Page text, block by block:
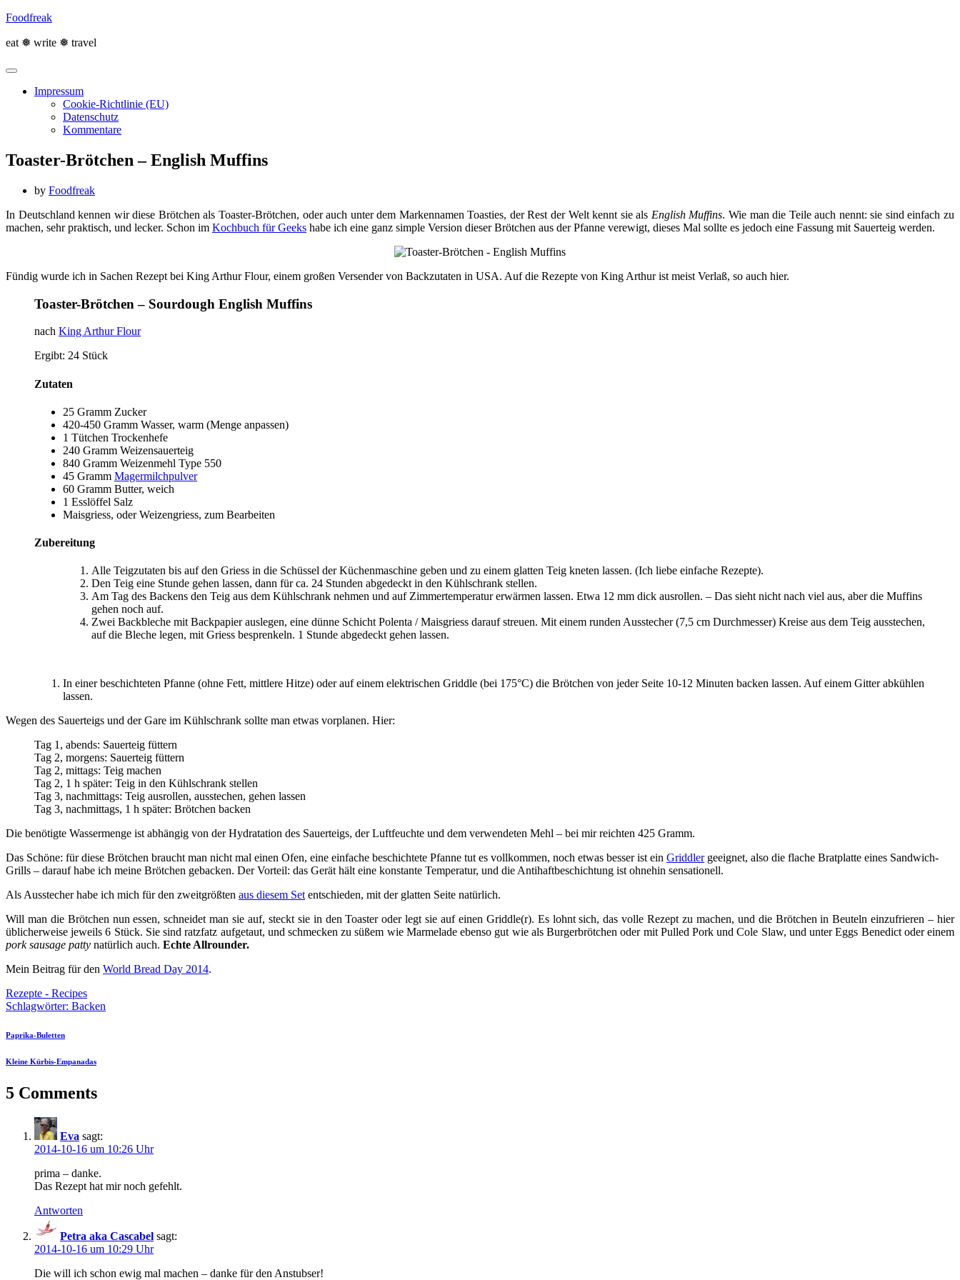
Skip
content
Foodfreak
eat ❅ write ❅ travel
Impressum
Cookie-Richtlinie (EU)
Datenschutz
Kommentare
Toaster-Brötchen – English Muffins
by Foodfreak
In Deutschland kennen wir diese Brötchen als Toaster-Brötchen, oder auch unter dem Markennamen Toasties, der Rest der Welt kennt sie als English Muffins. Wie man die Teile auch nennt: sie sind einfach zu
machen, sehr praktisch, und lecker. Schon im Kochbuch für Geeks habe ich eine ganz simple Version dieser Brötchen aus der Pfanne verewigt, dieses Mal sollte es jedoch eine Fassung mit Sauerteig werden.
Fündig wurde ich in Sachen Rezept bei King Arthur Flour, einem großen Versender von Backzutaten in USA. Auf die Rezepte von King Arthur ist meist Verlaß, so auch hier.
Toaster-Brötchen – Sourdough English Muffins
nach King Arthur Flour
Ergibt: 24 Stück
Zutaten
25 Gramm Zucker
420-450 Gramm Wasser, warm (Menge anpassen)
1 Tütchen Trockenhefe
240 Gramm Weizensauerteig
840 Gramm Weizenmehl Type 550
45 Gramm Magermilchpulver
60 Gramm Butter, weich
1 Esslöffel Salz
Maisgriess, oder Weizengriess, zum Bearbeiten
Zubereitung
Alle Teigzutaten bis auf den Griess in die Schüssel der Küchenmaschine geben und zu einem glatten Teig kneten lassen. (Ich liebe einfache Rezepte).
Den Teig eine Stunde gehen lassen, dann für ca. 24 Stunden abgedeckt in den Kühlschrank stellen.
Am Tag des Backens den Teig aus dem Kühlschrank nehmen und auf Zimmertemperatur erwärmen lassen. Etwa 12 mm dick ausrollen. – Das sieht nicht nach viel aus, aber die Muffins
gehen noch auf.
Zwei Backbleche mit Backpapier auslegen, eine dünne Schicht Polenta / Maisgriess darauf streuen. Mit einem runden Ausstecher (7,5 cm Durchmesser) Kreise aus dem Teig ausstechen,
auf die Bleche legen, mit Griess besprenkeln. 1 Stunde abgedeckt gehen lassen.
In einer beschichteten Pfanne (ohne Fett, mittlere Hitze) oder auf einem elektrischen Griddle (bei 175°C) die Brötchen von jeder Seite 10-12 Minuten backen lassen. Auf einem Gitter abkühlen
lassen.
Wegen des Sauerteigs und der Gare im Kühlschrank sollte man etwas vorplanen. Hier:
Tag 1, abends: Sauerteig füttern
Tag 2, morgens: Sauerteig füttern
Tag 2, mittags: Teig machen
Tag 2, 1 h später: Teig in den Kühlschrank stellen
Tag 3, nachmittags: Teig ausrollen, ausstechen, gehen lassen
Tag 3, nachmittags, 1 h später: Brötchen backen
Die benötigte Wassermenge ist abhängig von der Hydratation des Sauerteigs, der Luftfeuchte und dem verwendeten Mehl – bei mir reichten 425 Gramm.
Das Schöne: für diese Brötchen braucht man nicht mal einen Ofen, eine einfache beschichtete Pfanne tut es vollkommen, noch etwas besser ist ein Griddlergeeignet, also die flache Bratplatte eines Sandwich-
Grills – darauf habe ich meine Brötchen gebacken. Der Vorteil: das Gerät hält eine konstante Temperatur, und die Antihaftbeschichtung ist ohnehin sensationell.
Als Ausstecher habe ich mich für den zweitgrößten aus diesem Set entschieden, mit der glatten Seite natürlich.
Will man die Brötchen nun essen, schneidet man sie auf, steckt sie in den Toaster oder legt sie auf einen Griddle(r). Es lohnt sich, das volle Rezept zu machen, und die Brötchen in Beuteln einzufrieren – hier
üblicherweise jeweils 6 Stück. Sie sind ratzfatz aufgetaut, und schmecken zu süßem wie Marmelade ebenso gut wie als Burgerbrötchen oder mit Pulled Pork und Cole Slaw, und unter Eggs Benedict oder einem
pork sausage patty natürlich auch. Echte Allrounder.
Mein Beitrag für den World Bread Day 2014.
Rezepte - Recipes
Schlagwörter: Backen
Paprika-Buletten
Kleine Kürbis-Empanadas
5 Comments
Eva sagt:
2014-10-16 um 10:26 Uhr
prima – danke.
Das Rezept hat mir noch gefehlt.
Antworten
Petra aka Cascabel sagt:
2014-10-16 um 10:29 Uhr
Die will ich schon ewig mal machen – danke für den Anstubser!